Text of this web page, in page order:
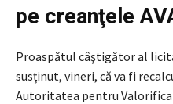
pe creanţele
Proaspătul câştigător al
susţinut, vineri, că va fi
Autoritatea pentru